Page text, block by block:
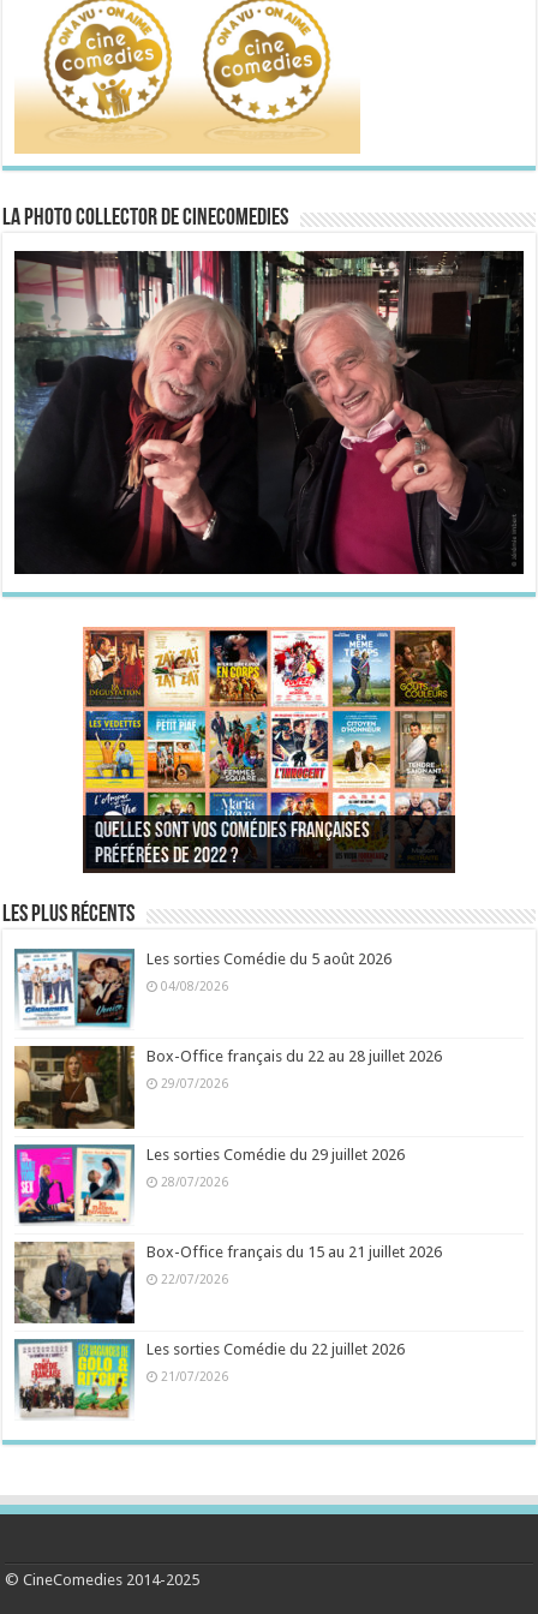
La Photo collector de CineComedies
Quelles sont vos comédies françaises
préférées de 2022 ?
Quel est votre personnage préféré du Père
Noël est une ordure ?
Quelles sont vos comédies françaises
préférées de 2021 ?
Quel est votre « Gendarme » préféré ?
Quels sont vos 3 comédies de Jean-Marie Poiré
préférées ?
Quel est votre « Tati » préféré ?
Quel est votre « bronzé » préféré ?
Les plus récents
Les sorties Comédie du 5 août 2026
04/08/2026
Box-Office français du 22 au 28 juillet 2026
29/07/2026
Les sorties Comédie du 29 juillet 2026
28/07/2026
Box-Office français du 15 au 21 juillet 2026
22/07/2026
Les sorties Comédie du 22 juillet 2026
21/07/2026
© CineComedies 2014-2025